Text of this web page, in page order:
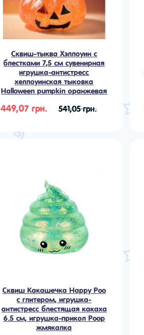
Сквиш-тыква Хэллоуин с
блестками 7,5 см сувенирная
игрушка-антистресс
хеллоуинская тыковка
Halloween pumpkin оранжевая
449,07 грн. 541,05 грн.
Сквиш Какашечка Happy Poo
с глитером, игрушка-
антистресс блестящая какаха
6.5 см, игрушка-прикол Poop
жмякалка